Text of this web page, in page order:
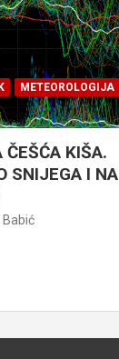
METEOROLOGIJA
ČEŠĆA KIŠA.
SNIJEGA I NA
Babić